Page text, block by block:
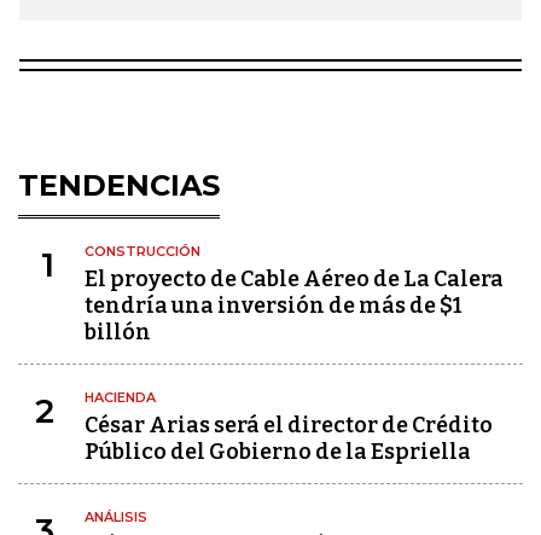
TENDENCIAS
1 CONSTRUCCIÓN
El proyecto de Cable Aéreo de La Calera
tendría una inversión de más de $1
billón
2 HACIENDA
César Arias será el director de Crédito
Público del Gobierno de la Espriella
ANÁLISIS